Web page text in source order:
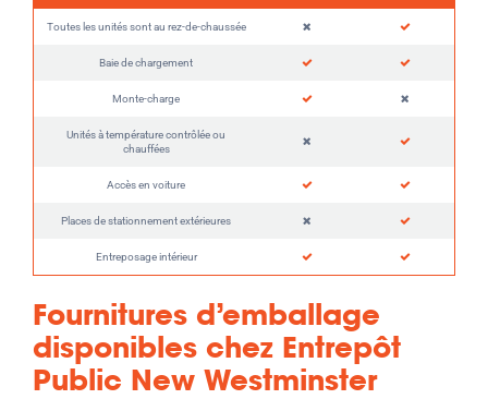
Toutes les unités sont au rez-de-chaussée
Baie de chargement
Monte-charge
Unités à température contrôlée ou
chauffées
Accès en voiture
Places de stationnement extérieures
Entreposage intérieur
Fournitures d’emballage
disponibles chez Entrepôt
Public New Westminster